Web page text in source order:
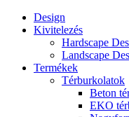
Design
Kivitelezés
Hardscape
Landscape
Termékek
Térburkolatok
Beton
EKO